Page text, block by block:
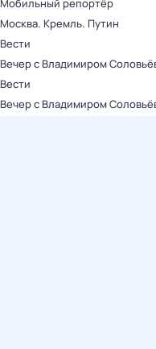
Мобильный репортёр
Москва. Кремль. Путин
Вести
Вечер с Владимиром
Вести
Вечер с Владимиром